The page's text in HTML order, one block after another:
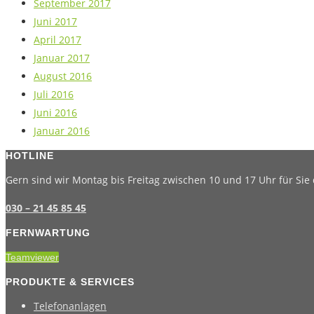
September 2017
Juni 2017
April 2017
Januar 2017
August 2016
Juli 2016
Juni 2016
Januar 2016
HOTLINE
Gern sind wir Montag bis Freitag zwischen 10 und 17 Uhr für Sie
030 – 21 45 85 45
FERNWARTUNG
Teamviewer
PRODUKTE & SERVICES
Telefonanlagen